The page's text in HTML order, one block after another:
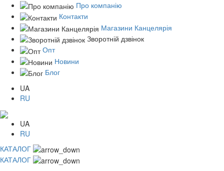
Про компанію
Контакти
Магазини Канцелярія
Зворотній дзвінок
Опт
Новини
Блог
UA
RU
UA
RU
КАТАЛОГ
КАТАЛОГ